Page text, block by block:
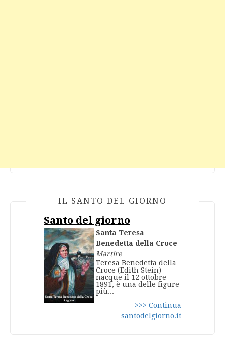
IL SANTO DEL GIORNO
Santo del giorno
Santa Teresa
Benedetta della Croce
Martire
Teresa Benedetta della
Croce (Edith Stein)
nacque il 12 ottobre
1891, è una delle figure
più...
>>> Continua
santodelgiorno.it